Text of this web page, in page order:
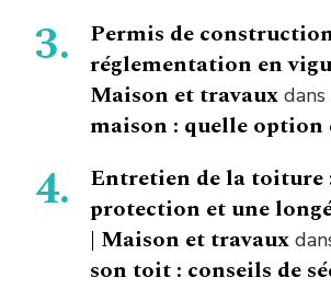
Permis de
réglementation en
Maison et travaux dans
maison : quelle option
Entretien de la toiture
protection et une
| Maison et travaux
son toit : conseils de